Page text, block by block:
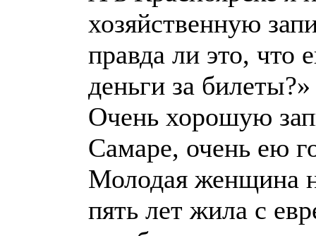
хозяйственную
правда ли это, что
деньги за билеты?»
Очень хорошую
Самаре, очень ею
Молодая женщина
пять лет жила с